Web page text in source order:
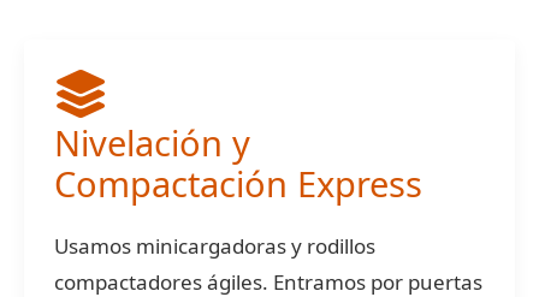
Nivelación y
Compactación Express
Usamos minicargadoras y rodillos
compactadores ágiles. Entramos por puertas